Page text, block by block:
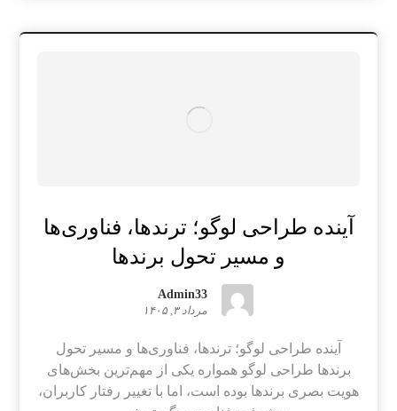
آینده طراحی لوگو؛ ترندها، فناوری‌ها
و مسیر تحول برندها
Admin33
مرداد ۳, ۱۴۰۵
آینده طراحی لوگو؛ ترندها، فناوری‌ها و مسیر تحول
برندها طراحی لوگو همواره یکی از مهم‌ترین بخش‌های
هویت بصری برندها بوده است، اما با تغییر رفتار کاربران،